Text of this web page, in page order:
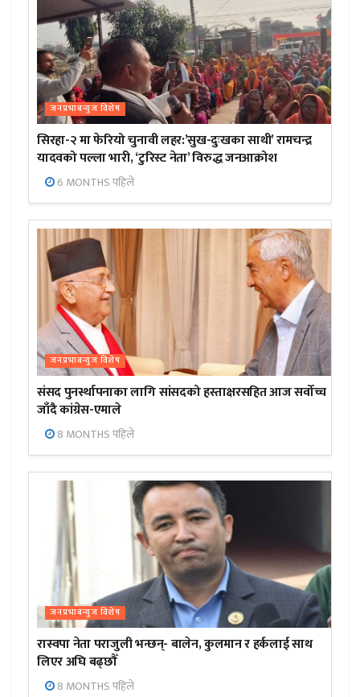
जनप्रभाबन्युज विशेष
सिरहा-२ मा फेरियो चुनावी लहर:’सुख-दुःखका साथी’ रामचन्द्र
यादवको पल्ला भारी, ‘टुरिस्ट नेता’ विरुद्ध जनआक्रोश
6 MONTHS पहिले
जनप्रभाबन्युज विशेष
संसद पुनर्स्थापनाका लागि सांसदको हस्ताक्षरसहित आज सर्वोच्च
जाँदै कांग्रेस-एमाले
8 MONTHS पहिले
जनप्रभाबन्युज विशेष
रास्वपा नेता पराजुली भन्छन्- बालेन, कुलमान र हर्कलाई साथ
लिएर अघि बढ्छौँ
8 MONTHS पहिले